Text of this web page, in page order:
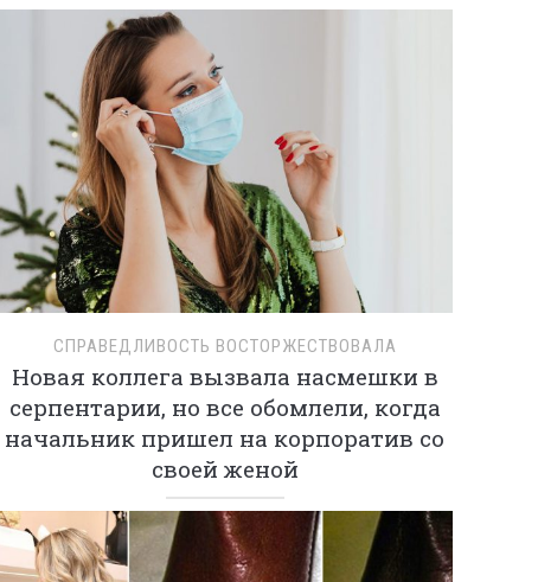
СПРАВЕДЛИВОСТЬ ВОСТОРЖЕСТВОВАЛА
Новая коллега вызвала насмешки в
серпентарии, но все обомлели, когда
начальник пришел на корпоратив со
своей женой